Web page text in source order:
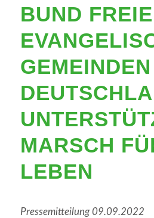
BUND
GEMEINDEN
MARSCH
LEBEN
Pressemitteilung 09.09.2022